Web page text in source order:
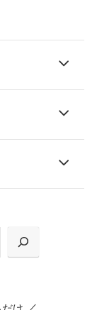
からお選び